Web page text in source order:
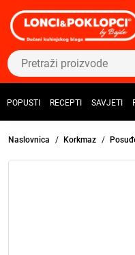
POPUSTI RECEPTI SAVJETI
Naslovnica Korkmaz